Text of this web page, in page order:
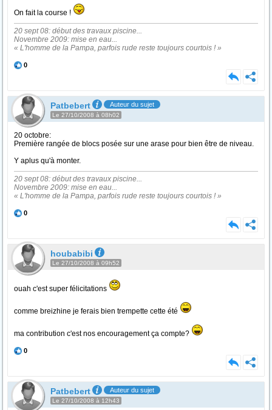
On fait la course !
20 sept 08: début des travaux piscine...
Novembre 2009: mise en eau...
« L'homme de la Pampa, parfois rude reste toujours courtois ! »
0
Patbebert Auteur du sujet
Le 27/10/2008 à 08h02
20 octobre:
Première rangée de blocs posée sur une arase pour bien être de niveau.
Y aplus qu'à monter.
20 sept 08: début des travaux piscine...
Novembre 2009: mise en eau...
« L'homme de la Pampa, parfois rude reste toujours courtois ! »
0
houbabibi
Le 27/10/2008 à 09h52
ouah c'est super félicitations
comme breizhine je ferais bien trempette cette été
ma contribution c'est nos encouragement ça compte?
0
Patbebert Auteur du sujet
Le 27/10/2008 à 12h43